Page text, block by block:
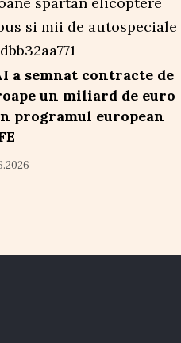
a semnat contracte de
un miliard de euro
programul european